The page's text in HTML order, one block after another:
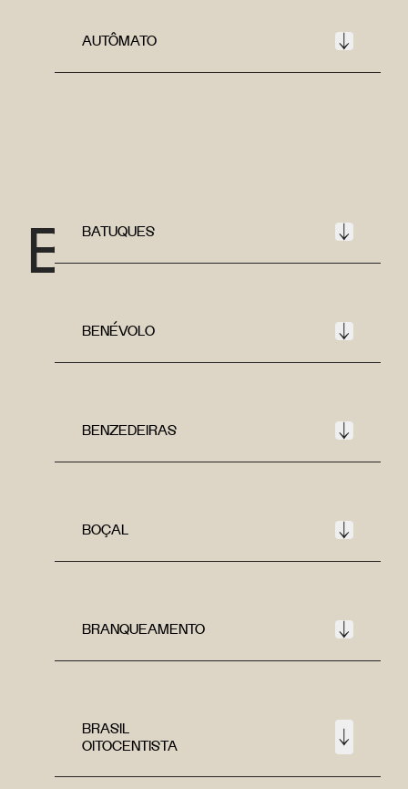
AUTÔMATO
B BATUQUES
BENÉVOLO
BENZEDEIRAS
BOÇAL
BRANQUEAMENTO
BRASIL
OITOCENTISTA